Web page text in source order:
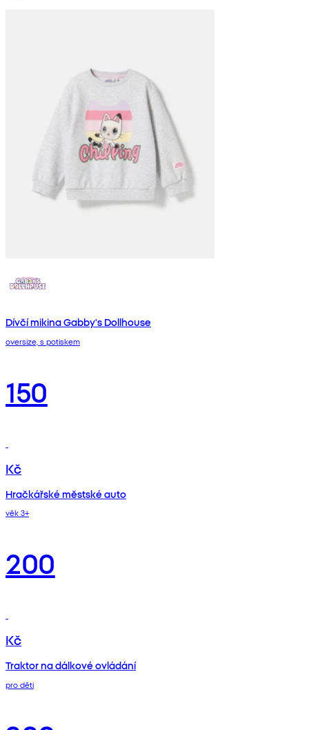
Dívčí mikina Gabby's Dollhouse
oversize, s potiskem
150
Kč
Hračkářské městské auto
věk 3+
200
Kč
Traktor na dálkové ovládání
pro děti